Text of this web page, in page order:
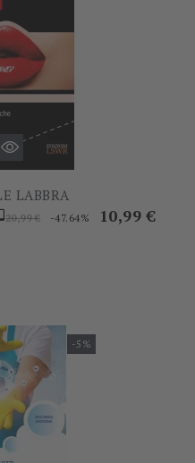
LABBRA
Prezzo
20,99 € -47.64% Prezzo
10,99 €
-5%